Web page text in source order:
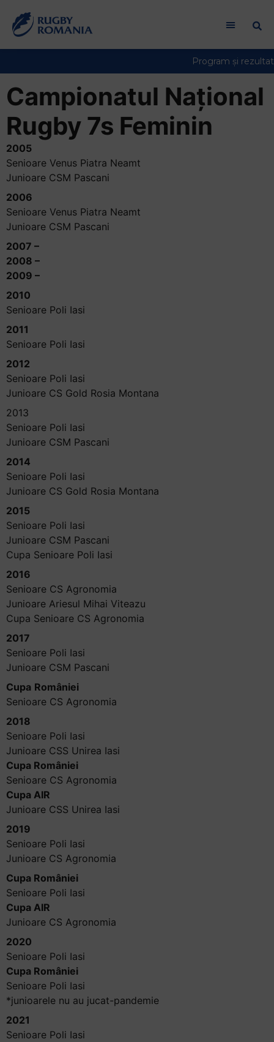
Campionatul Național
Rugby 7s Feminin
2005
Senioare Venus Piatra Neamt
Junioare CSM Pascani
2006
Senioare Venus Piatra Neamt
Junioare CSM Pascani
2007 –
2008 –
2009 –
2010
Senioare Poli Iasi
2011
Senioare Poli Iasi
2012
Senioare Poli Iasi
Junioare CS Gold Rosia Montana
2013
Senioare Poli Iasi
Junioare CSM Pascani
2014
Senioare Poli Iasi
Junioare CS Gold Rosia Montana
2015
Senioare Poli Iasi
Junioare CSM Pascani
Cupa Senioare Poli Iasi
2016
Senioare CS Agronomia
Junioare Ariesul Mihai Viteazu
Cupa Senioare CS Agronomia
2017
Senioare Poli Iasi
Junioare CSM Pascani
Cupa României
Senioare CS Agronomia
2018
Senioare Poli Iasi
Junioare CSS Unirea Iasi
Cupa României
Senioare CS Agronomia
Cupa AIR
Junioare CSS Unirea Iasi
2019
Senioare Poli Iasi
Junioare CS Agronomia
Cupa României
Senioare Poli Iasi
Cupa AIR
Junioare CS Agronomia
2020
Senioare Poli Iasi
Cupa României
Senioare Poli Iasi
*junioarele nu au jucat-pandemie
2021
Senioare Poli Iasi